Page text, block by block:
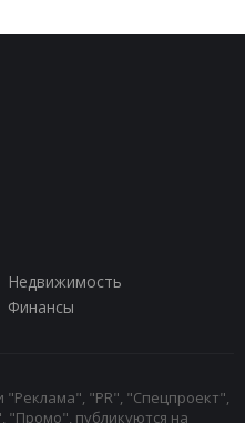
Недвижимость
Финансы
"PR", "Спецпроект",
"Промо", публикуются на